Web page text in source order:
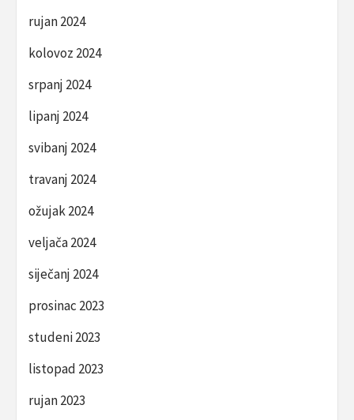
rujan 2024
kolovoz 2024
srpanj 2024
lipanj 2024
svibanj 2024
travanj 2024
ožujak 2024
veljača 2024
siječanj 2024
prosinac 2023
studeni 2023
listopad 2023
rujan 2023